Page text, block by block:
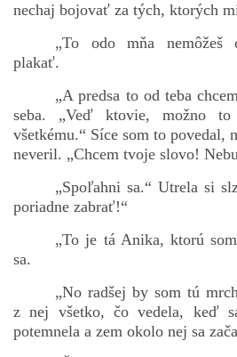
nechaj bojovať za tých, ktorých
„To odo mňa nemôžeš
plakať.
„A predsa to od teba
seba. „Veď ktovie, možno
všetkému.“ Síce som to povedal,
neveril. „Chcem tvoje slovo!
„Spoľahni sa.“ Utrela si
poriadne zabrať!“
„To je tá Anika, ktorú
sa.
„No radšej by som tú
z nej všetko, čo vedela, keď
potemnela a zem okolo nej sa